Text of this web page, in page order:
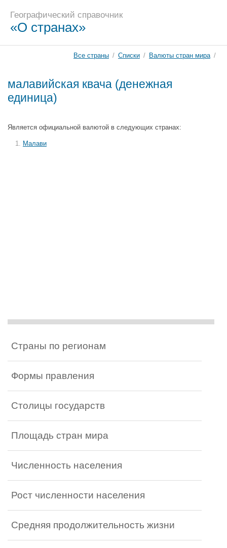
Географический справочник
«О странах»
Все страны / Списки / Валюты стран мира /
малавийская квача (денежная
единица)
Является официальной валютой в следующих странах:
Малави
Страны по регионам
Формы правления
Столицы государств
Площадь стран мира
Численность населения
Рост численности населения
Средняя продолжительность жизни